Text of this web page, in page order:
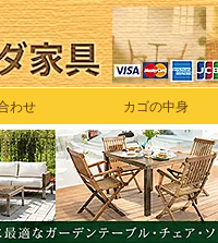
わせ カゴの中身